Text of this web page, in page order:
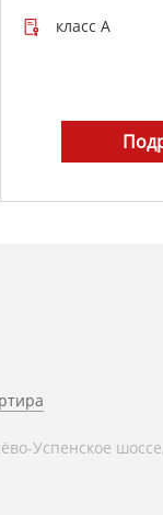
класс A
Успенское